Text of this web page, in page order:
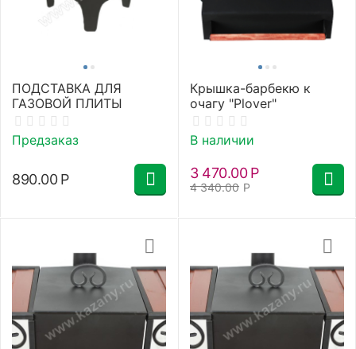
ПОДСТАВКА ДЛЯ
ГАЗОВОЙ ПЛИТЫ
Предзаказ
890.00 Р
Крышка-барбекю к
очагу "Plover"
В наличии
4 340.00 Р
3 470.00 Р